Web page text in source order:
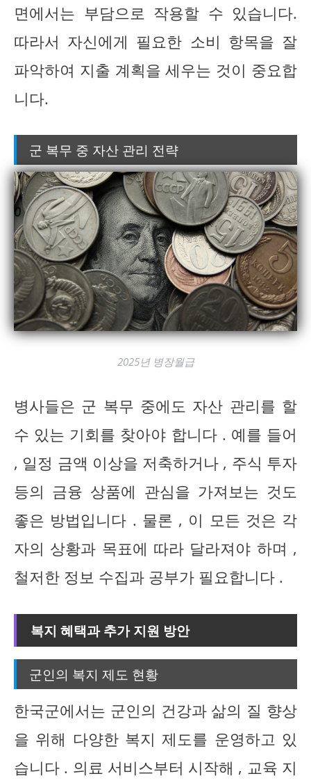
면에서는 부담으로 작용할 수 있습니다.
따라서 자신에게 필요한 소비 항목을 잘
파악하여 지출 계획을 세우는 것이 중요합
니다.
군 복무 중 자산 관리 전략
2025년 병장월급
병사들은 군 복무 중에도 자산 관리를 할
수 있는 기회를 찾아야 합니다 . 예를 들어
, 일정 금액 이상을 저축하거나 , 주식 투자
등의 금융 상품에 관심을 가져보는 것도
좋은 방법입니다 . 물론 , 이 모든 것은 각
자의 상황과 목표에 따라 달라져야 하며 ,
철저한 정보 수집과 공부가 필요합니다 .
복지 혜택과 추가 지원 방안
군인의 복지 제도 현황
한국군에서는 군인의 건강과 삶의 질 향상
을 위해 다양한 복지 제도를 운영하고 있
습니다 . 의료 서비스부터 시작해 , 교육 지